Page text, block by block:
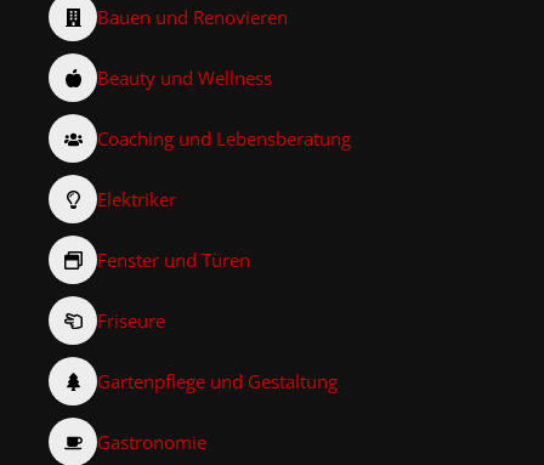
Bauen und Renovieren
Beauty und Wellness
Coaching und Lebensberatung
Elektriker
Fenster und Türen
Friseure
Gartenpflege und Gestaltung
Gastronomie